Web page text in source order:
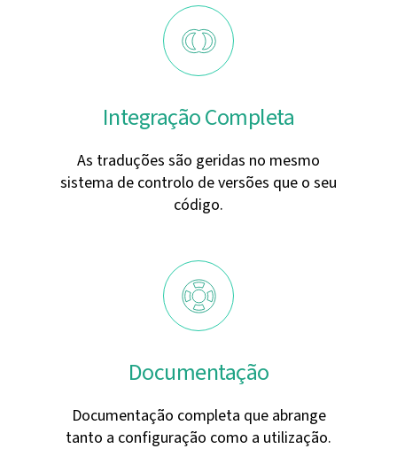
Integração Completa
As traduções são geridas no mesmo
sistema de controlo de versões que o seu
código.
Documentação
Documentação completa que abrange
tanto a configuração como a utilização.